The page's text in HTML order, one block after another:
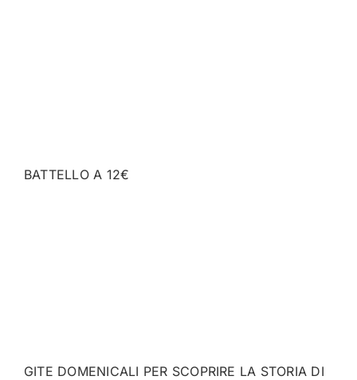
BATTELLO A 12€
GITE DOMENICALI PER SCOPRIRE LA STORIA DI